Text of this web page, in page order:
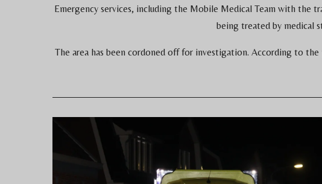
Emergency services, including the Mobile Medical Team with the
being treated by medical
The area has been cordoned off for investigation. According to